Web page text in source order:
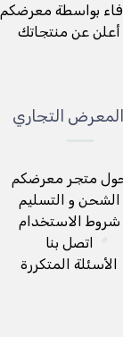
بواسطة معرضكم
أعلن عن منتجاتك
التجاري
متجر معرضكم
الشحن و التسليم
شروط الاستخدام
اتصل بنا
الأسئلة المتكررة